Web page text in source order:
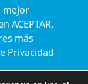
mejor
ACEPTAR,
más
Privacidad